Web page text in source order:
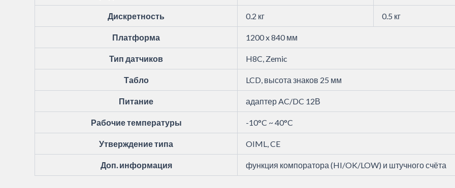
Дискретность 0.2 кг 0.5 кг
Платформа 1200 x 840 мм
Тип датчиков H8C, Zemic
Табло LCD, высота знаков 25 мм
Питание адаптер AC/DC 12В
Рабочие температуры -10°C ~ 40°C
Утверждение типа OIML, CE
Доп. информация функция компоратора (HI/OK/LOW) и штучного счёта